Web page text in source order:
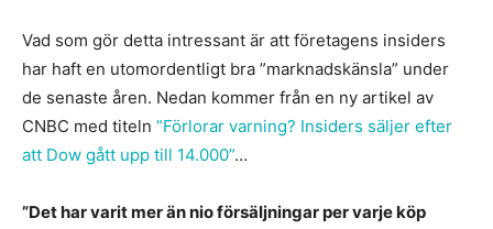
Vad som gör detta intressant är att företagens insiders
har haft en utomordentligt bra ”marknadskänsla” under
de senaste åren. Nedan kommer från en ny artikel av
CNBC med titeln ”Förlorar varning? Insiders säljer efter
att Dow gått upp till 14.000”…
”Det har varit mer än nio försäljningar per varje köp